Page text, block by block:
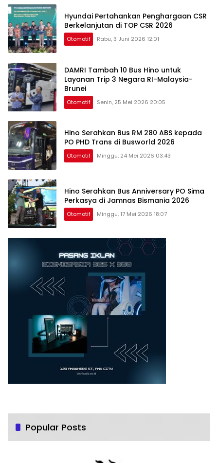
Hyundai Pertahankan Penghargaan CSR
Berkelanjutan di TOP CSR 2026
Otomotif Rabu, 3 Juni 2026 12:01
DAMRI Tambah 10 Bus Hino untuk
Layanan Trip 3 Negara RI-Malaysia-
Brunei
Otomotif Senin, 25 Mei 2026 20:05
Hino Serahkan Bus RM 280 ABS kepada
PO PHD Trans di Busworld 2026
Otomotif Minggu, 24 Mei 2026 03:43
Hino Serahkan Bus Anniversary PO Sima
Perkasya di Jamnas Bismania 2026
Otomotif Minggu, 17 Mei 2026 18:07
Popular Posts